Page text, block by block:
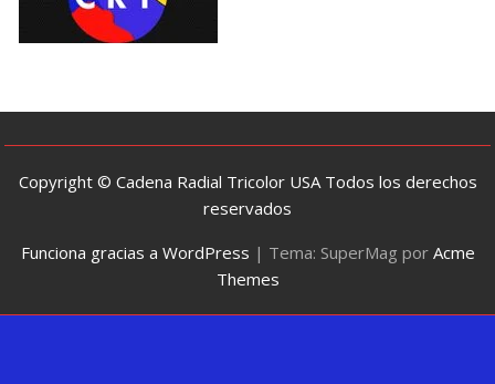
Copyright © Cadena Radial Tricolor USA Todos los derechos
reservados
Funciona gracias a WordPress | Tema: SuperMag por Acme
Themes